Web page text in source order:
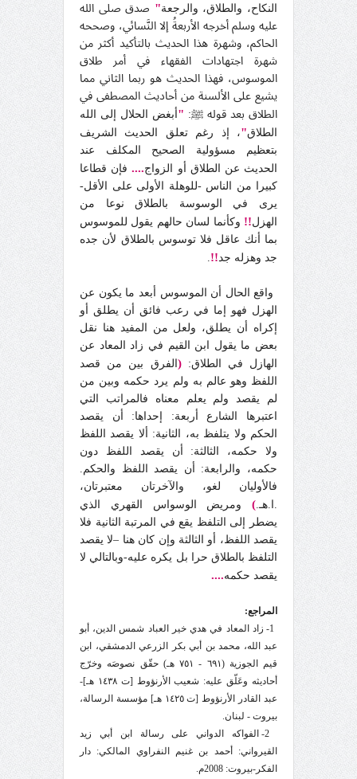
النكاح، والطلاق، والرجعة" صدق صلى الله
عليه وسلم أخرجه الأربعةُ إلا النَّسائي، وصححه
الحاكم، وشهرة هذا الحديث بالتأكيد أكثر من
شهرة اجتهادات الفقهاء في أمر طلاق
الموسوس، فهذا الحديث هو ربما الثاني مما
يشيع على الألسنة من أحاديث المصطفى في
الطلاق بعد قوله ﷺ: "أبغض الحلال إلى الله
الطلاق"، إذ رغم تعلق الحديث الشريف
بتعظيم مسؤولية الصحيح المكلف عند
الحديث عن الطلاق أو الزواج....فإن قطاعا
كبيرا من الناس -للوهلة الأولى على الأقل-
يرى في الوسوسة بالطلاق نوعا من
الهزل!! وكأنما لسان حالهم يقول للموسوس
بما أنك عاقل فلا توسوس بالطلاق لأن جده
جد وهزله جد !!
واقع الحال أن الموسوس أبعد ما يكون عن
الهزل فهو إما في رعب فائق أن يطلق أو
إكراه أن يطلق، ولعل من المفيد هنا نقل
بعض ما يقول ابن القيم في زاد المعاد عن
الهازل في الطلاق:(الفرق بين من قصد
اللفظ وهو عالم به ولم يرد حكمه وبين من
لم يقصد ولم يعلم معناه فالمراتب التي
اعتبرها الشارع أربعة: إحداها: أن يقصد
الحكم ولا يتلفظ به، الثانية: ألا يقصد اللفظ
ولا حكمه، الثالثة: أن يقصد اللفظ دون
حكمه، والرابعة: أن يقصد اللفظ والحكم.
فالأوليان لغو، والآخرتان معتبرتان،
.ا.هـ. ) ومريض الوسواس القهري الذي
يضطر إلى التلفظ يقع في المرتبة الثانية فلا
يقصد اللفظ، أو الثالثة وإن كان هنا –لا يقصد
التلفظ بالطلاق حرا بل يكره عليه-وبالتالي لا
يقصد حكمه....
المراجع:
1- زاد المعاد في هدي خير العباد شمس الدين، أبو
عبد الله، محمد بن أبي بكر الزرعي الدمشقي، ابن
قيم الجوزية (٦٩١ - ٧٥١ هـ) حقّق نصوصَه وخرّج
أحاديثه وعَلّق عليه: شعيب الأرنؤوط [ت ١٤٣٨ هـ]-
عبد القادر الأرنؤوط [ت ١٤٢٥ هـ] مؤسسة الرسالة،
بيروت - لبنان.
2- الفواكه الدواني على رسالة ابن أبي زيد
القيرواني: أحمد بن غنيم النفراوي المالكي: دار
الفكر-بيروت: 2008م.